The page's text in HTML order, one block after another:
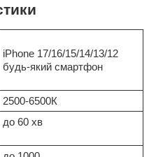
iPhone 17/16/15/14/13/12
будь-який смартфон
2500-6500К
до 60 хв